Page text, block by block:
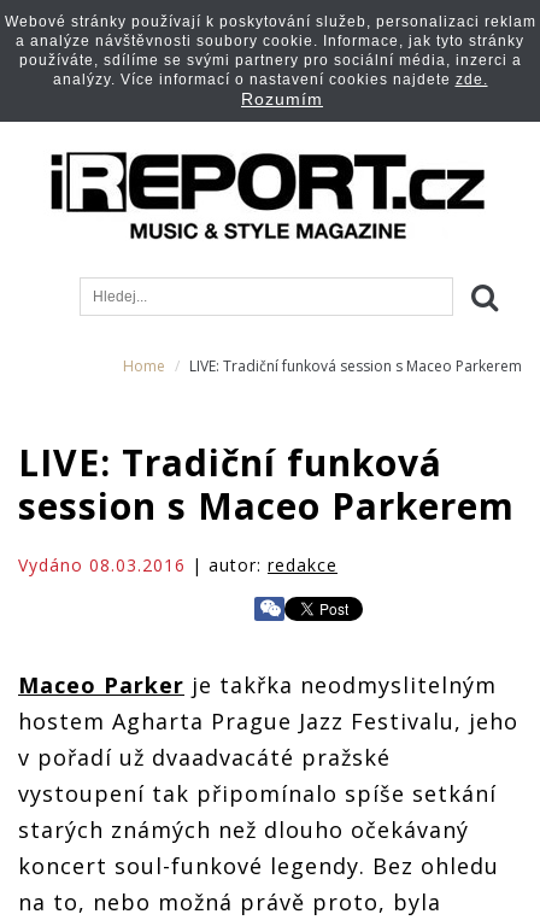
Home LIVE: Tradiční funková session s Maceo Parkerem
LIVE: Tradiční funková
session s Maceo Parkerem
Vydáno 08.03.2016 | autor: redakce
Maceo Parker je takřka neodmyslitelným
hostem Agharta Prague Jazz Festivalu, jeho
v pořadí už dvaadvacáté pražské
vystoupení tak připomínalo spíše setkání
starých známých než dlouho očekávaný
koncert soul-funkové legendy. Bez ohledu
na to, nebo možná právě proto, byla
Webové stránky používají k poskytování služeb, personalizaci reklam
a analýze návštěvnosti soubory cookie. Informace, jak tyto stránky
používáte, sdílíme se svými partnery pro sociální média, inzerci a
analýzy. Více informací o nastavení cookies najdete zde.
Rozumím